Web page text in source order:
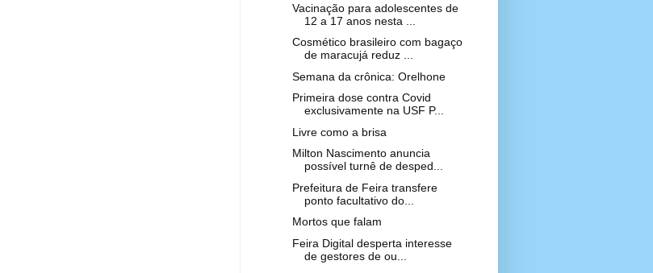
Vacinação para adolescentes de
12 a 17 anos nesta ...
Cosmético brasileiro com bagaço
de maracujá reduz ...
Semana da crônica: Orelhone
Primeira dose contra Covid
exclusivamente na USF P...
Livre como a brisa
Milton Nascimento anuncia
possível turnê de desped...
Prefeitura de Feira transfere
ponto facultativo do...
Mortos que falam
Feira Digital desperta interesse
de gestores de ou...